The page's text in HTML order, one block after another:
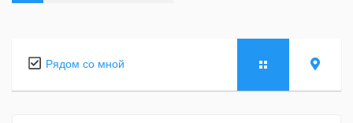
Рядом со мной